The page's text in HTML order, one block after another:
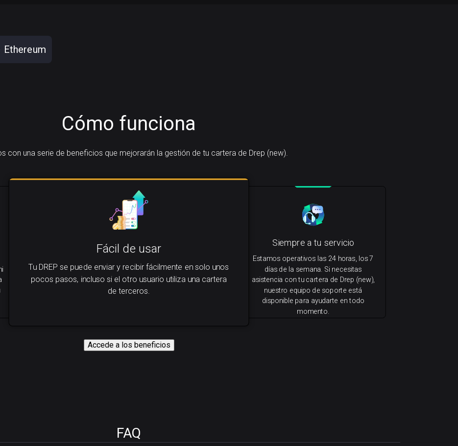
Ethereum
Cómo funciona
con una serie de beneficios que mejorarán la gestión de tu cartera de Drep (new).
Fácil de usar
Tu DREP se puede enviar y recibir fácilmente en solo unos
pocos pasos, incluso si el otro usuario utiliza una cartera
de terceros.
Siempre a tu servicio
Estamos operativos las 24 horas, los 7
días de la semana. Si necesitas
asistencia con tu cartera de Drep (new),
nuestro equipo de soporte está
disponible para ayudarte en todo
momento.
Accede a los beneficios
FAQ